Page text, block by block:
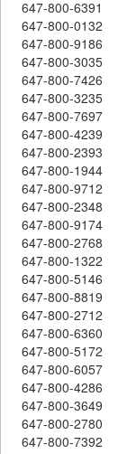
647-800-6391
647-800-0132
647-800-9186
647-800-3035
647-800-7426
647-800-3235
647-800-7697
647-800-4239
647-800-2393
647-800-1944
647-800-9712
647-800-2348
647-800-9174
647-800-2768
647-800-1322
647-800-5146
647-800-8819
647-800-2712
647-800-6360
647-800-5172
647-800-6057
647-800-4286
647-800-3649
647-800-2780
647-800-7392